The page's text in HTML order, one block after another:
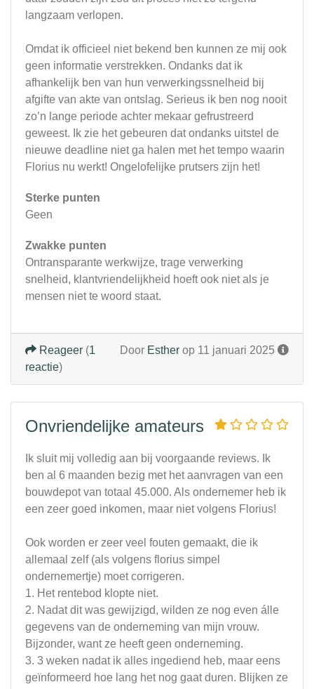
langzaam verlopen.
Omdat ik officieel niet bekend ben kunnen ze mij ook
geen informatie verstrekken. Ondanks dat ik
afhankelijk ben van hun verwerkingssnelheid bij
afgifte van akte van ontslag. Serieus ik ben nog nooit
zo’n lange periode achter mekaar gefrustreerd
geweest. Ik zie het gebeuren dat ondanks uitstel de
nieuwe deadline niet ga halen met het tempo waarin
Florius nu werkt! Ongelofelijke prutsers zijn het!
Sterke punten
Geen
Zwakke punten
Ontransparante werkwijze, trage verwerking
snelheid, klantvriendelijkheid hoeft ook niet als je
mensen niet te woord staat.
Door Esther op 11 januari 2025
Reageer (1
reactie)
Onvriendelijke amateurs
Ik sluit mij volledig aan bij voorgaande reviews. Ik
ben al 6 maanden bezig met het aanvragen van een
bouwdepot van totaal 45.000. Als ondernemer heb ik
een zeer goed inkomen, maar niet volgens Florius!
Ook worden er zeer veel fouten gemaakt, die ik
allemaal zelf (als volgens florius simpel
ondernemertje) moet corrigeren.
1. Het rentebod klopte niet.
2. Nadat dit was gewijzigd, wilden ze nog even álle
gegevens van de onderneming van mijn vrouw.
Bijzonder, want ze heeft geen onderneming.
3. 3 weken nadat ik alles ingediend heb, maar eens
geïnformeerd hoe lang het nog gaat duren. Blijken ze